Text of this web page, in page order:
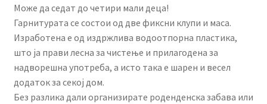
Може да седат до четири мали деца!
Гарнитурата се состои од две фиксни клупи и маса.
Изработена е од издржлива водоотпорна пластика,
што ја прави лесна за чистење и прилагодена за
надворешна употреба, а исто така е шарен и весел
додаток за секој дом.
Без разлика дали организирате роденденска забава или